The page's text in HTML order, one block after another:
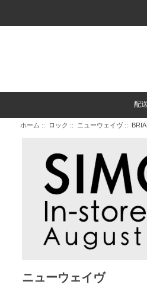
配
ホーム :: ロック :: ニューウェイヴ::
ニューウェイヴ